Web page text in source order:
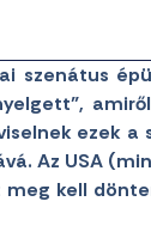
szenátus
ezek
Az USA
kell